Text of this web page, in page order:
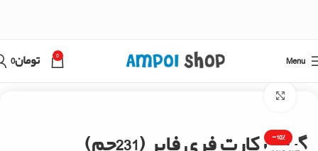
Menu
0 تومان0
-10%